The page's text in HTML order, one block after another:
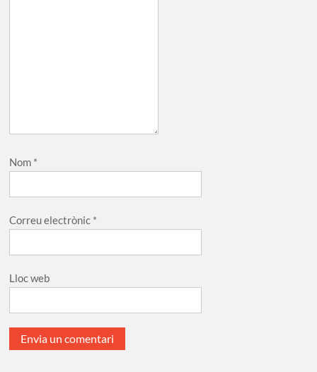
Nom *
Correu electrònic *
Lloc web